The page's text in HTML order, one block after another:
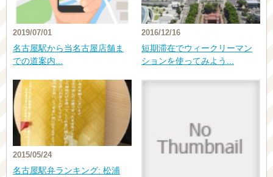
2019/07/01
名古屋駅から当名古屋店舗ま
での道案内...
2016/12/16
短期滞在でウィークリーマン
ションを使ってみよう...
2015/05/24
名古屋駅弁ランキング: 松浦